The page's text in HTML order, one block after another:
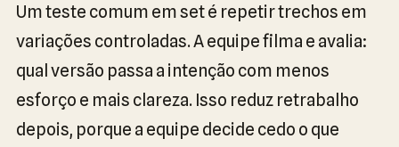
Um teste comum em set é repetir trechos em
variações controladas. A equipe filma e avalia:
qual versão passa a intenção com menos
esforço e mais clareza. Isso reduz retrabalho
depois, porque a equipe decide cedo o que